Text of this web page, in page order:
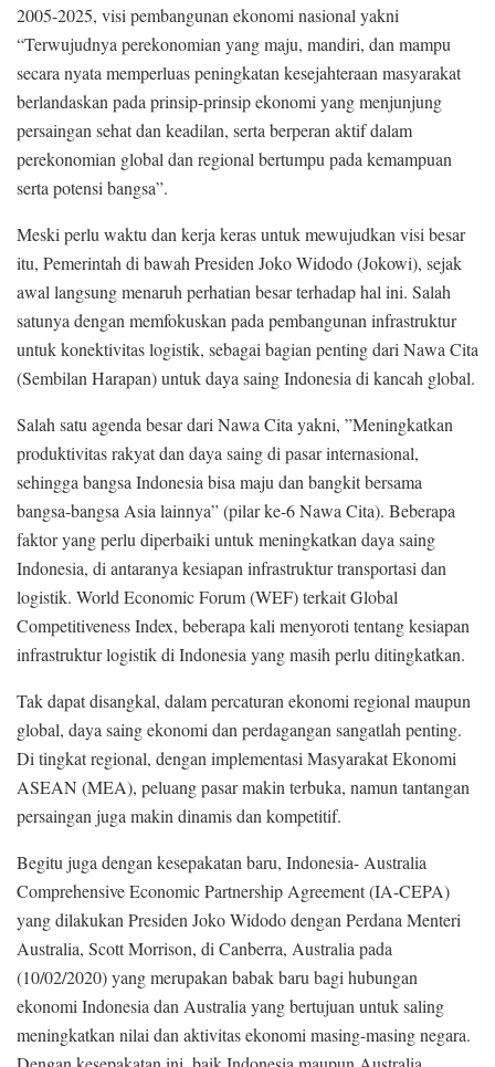
2005-2025, visi pembangunan ekonomi nasional yakni
“Terwujudnya perekonomian yang maju, mandiri, dan mampu
secara nyata memperluas peningkatan kesejahteraan masyarakat
berlandaskan pada prinsip-prinsip ekonomi yang menjunjung
persaingan sehat dan keadilan, serta berperan aktif dalam
perekonomian global dan regional bertumpu pada kemampuan
serta potensi bangsa”.
Meski perlu waktu dan kerja keras untuk mewujudkan visi besar
itu, Pemerintah di bawah Presiden Joko Widodo (Jokowi), sejak
awal langsung menaruh perhatian besar terhadap hal ini. Salah
satunya dengan memfokuskan pada pembangunan infrastruktur
untuk konektivitas logistik, sebagai bagian penting dari Nawa Cita
(Sembilan Harapan) untuk daya saing Indonesia di kancah global.
Salah satu agenda besar dari Nawa Cita yakni, ”Meningkatkan
produktivitas rakyat dan daya saing di pasar internasional,
sehingga bangsa Indonesia bisa maju dan bangkit bersama
bangsa-bangsa Asia lainnya” (pilar ke-6 Nawa Cita). Beberapa
faktor yang perlu diperbaiki untuk meningkatkan daya saing
Indonesia, di antaranya kesiapan infrastruktur transportasi dan
logistik. World Economic Forum (WEF) terkait Global
Competitiveness Index, beberapa kali menyoroti tentang kesiapan
infrastruktur logistik di Indonesia yang masih perlu ditingkatkan.
Tak dapat disangkal, dalam percaturan ekonomi regional maupun
global, daya saing ekonomi dan perdagangan sangatlah penting.
Di tingkat regional, dengan implementasi Masyarakat Ekonomi
ASEAN (MEA), peluang pasar makin terbuka, namun tantangan
persaingan juga makin dinamis dan kompetitif.
Begitu juga dengan kesepakatan baru, Indonesia- Australia
Comprehensive Economic Partnership Agreement (IA-CEPA)
yang dilakukan Presiden Joko Widodo dengan Perdana Menteri
Australia, Scott Morrison, di Canberra, Australia pada
(10/02/2020) yang merupakan babak baru bagi hubungan
ekonomi Indonesia dan Australia yang bertujuan untuk saling
meningkatkan nilai dan aktivitas ekonomi masing-masing negara.